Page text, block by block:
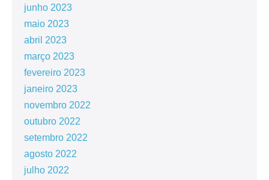
junho 2023
maio 2023
abril 2023
março 2023
fevereiro 2023
janeiro 2023
novembro 2022
outubro 2022
setembro 2022
agosto 2022
julho 2022